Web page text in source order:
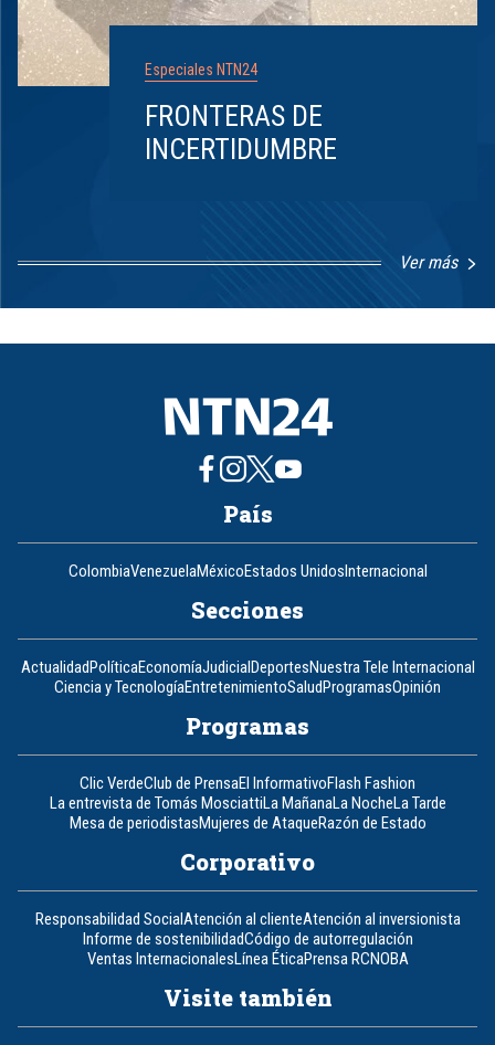
Especiales NTN24
FRONTERAS DE
INCERTIDUMBRE
Ver más
1
8
País
ColombiaVenezuelaMéxicoEstados UnidosInternacional
Secciones
ActualidadPolíticaEconomíaJudicialDeportesNuestra Tele Internacional
Ciencia y TecnologíaEntretenimientoSaludProgramasOpinión
Programas
Clic VerdeClub de PrensaEl InformativoFlash Fashion
La entrevista de Tomás MosciattiLa MañanaLa NocheLa Tarde
Mesa de periodistasMujeres de AtaqueRazón de Estado
Corporativo
Responsabilidad SocialAtención al clienteAtención al inversionista
Informe de sostenibilidadCódigo de autorregulación
Ventas InternacionalesLínea ÉticaPrensa RCNOBA
Visite también